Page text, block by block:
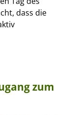
dass die
zum